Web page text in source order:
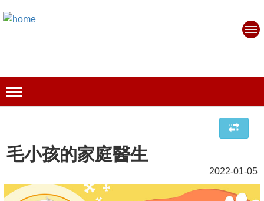
毛小孩的家庭醫生
2022-01-05